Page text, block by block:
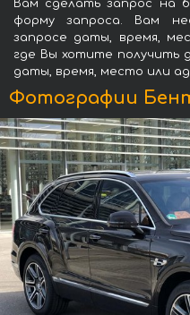
Вам сделать запрос на
форму запроса. Вам
запросе даты, время,
где Вы хотите получить
даты, время, место или
Фотографии